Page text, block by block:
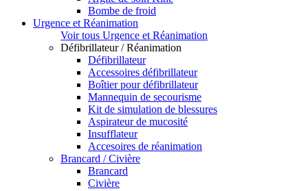
Bombe de froid
Urgence et Réanimation
Voir tous Urgence et Réanimation
Défibrillateur / Réanimation
Défibrillateur
Accessoires défibrillateur
Boîtier pour défibrillateur
Mannequin de secourisme
Kit de simulation de blessures
Aspirateur de mucosité
Insufflateur
Accesoires de réanimation
Brancard / Civière
Brancard
Civière